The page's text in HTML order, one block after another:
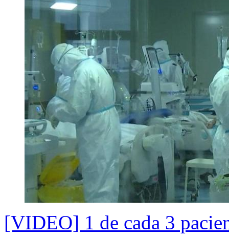
[VIDEO] 1 de cada 3